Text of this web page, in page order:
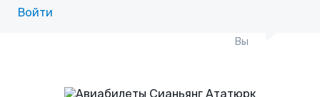
Войти
Вы